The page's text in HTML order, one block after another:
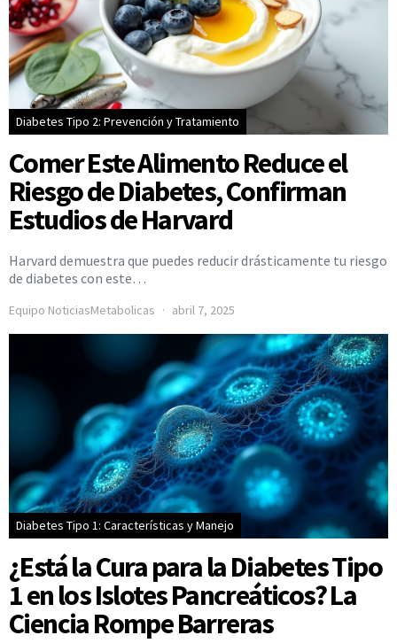
Diabetes Tipo 2: Prevención y Tratamiento
Comer Este Alimento Reduce el
Riesgo de Diabetes, Confirman
Estudios de Harvard
Harvard demuestra que puedes reducir drásticamente tu riesgo
de diabetes con este…
Equipo NoticiasMetabolicas abril 7, 2025
Diabetes Tipo 1: Características y Manejo
¿Está la Cura para la Diabetes Tipo
1 en los Islotes Pancreáticos? La
Ciencia Rompe Barreras